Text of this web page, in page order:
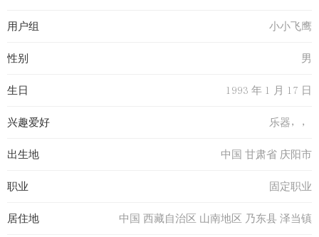
用户组 小小飞鹰
性别 男
生日 1993 年 1 月 17 日
兴趣爱好 乐器，，
出生地 中国 甘肃省 庆阳市
职业 固定职业
居住地 中国 西藏自治区 山南地区 乃东县 泽当镇